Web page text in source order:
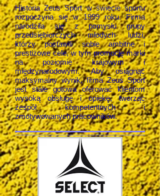
Historia Zeus Sport w świecie sportu
rozpoczyna się w 1999 roku. Firma
narodziła się z pomysłu grupy
przedsiębiorczych młodych ludzi,
którzy postawili sobie ambitne i
prestiżowe cele, w tym promocję marki
na poziomie krajowym i
międzynarodowym. Aby osiągnąć
maksymalny wynik, firma Zeus Sport
jest stale gotowa oferować klientom
wysoką obsługę i opiekę, tworząc
zespół kompetentnych i
zmotywowanych pracowników.